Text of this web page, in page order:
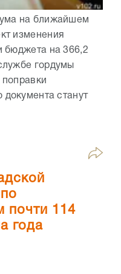
на ближайшем
изменения
бюджета на 366,2
гордумы
станут
почти 114
года